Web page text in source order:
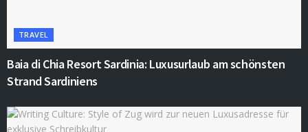
TRAVEL
Baia di Chia Resort Sardinia: Luxusurlaub am schönsten
Strand Sardiniens